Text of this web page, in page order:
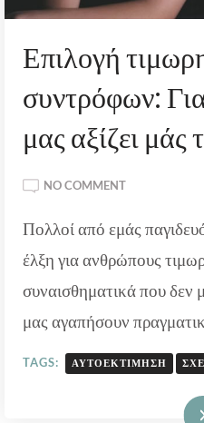
Επιλογή
συντρόφων:
μας αξίζει μάς
NO COMMENTON
ΓΙΑΤΊ
Η
ΠΟΥ
ΑΞΊΖΕΙ
ΤΡΟΜΆΖΕΙ;
Πολλοί από εμάς
έλξη για ανθρώπους
συναισθηματικά που δεν
μας αγαπήσουν
TAGS: ΑΥΤΟΕΚΤΊΜΗΣΗ
Διαβάστε Περισσότερα